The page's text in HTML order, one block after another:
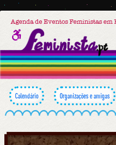
Agenda de Eventos Feministas em
Calendário Organizações e amigas